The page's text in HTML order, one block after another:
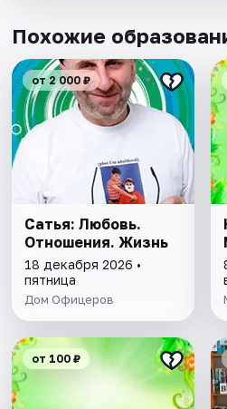
Похожие
от 2 000 ₽
Сатья: Любовь.
Отношения. Жизнь
18 декабря 2026 •
пятница
Дом Офицеров
от 100 ₽